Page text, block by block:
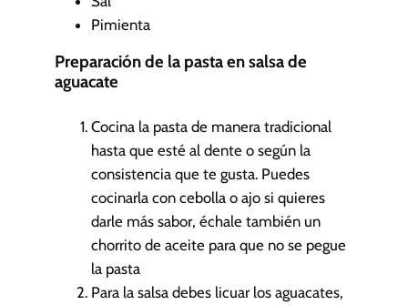
Pimienta
Preparación de la pasta en salsa de
aguacate
Cocina la pasta de manera tradicional
hasta que esté al dente o según la
consistencia que te gusta. Puedes
cocinarla con cebolla o ajo si quieres
darle más sabor, échale también un
chorrito de aceite para que no se pegue
la pasta
Para la salsa debes licuar los aguacates,